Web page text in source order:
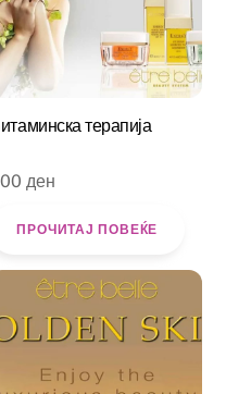
терапија
ден
ПРОЧИТАЈ ПОВЕЌЕ